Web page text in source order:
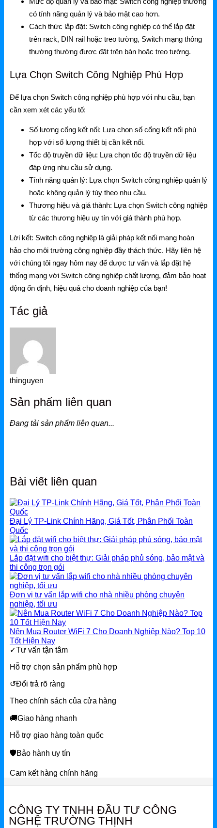
có tính năng quản lý và bảo mật cao hơn.
Cách thức lắp đặt: Switch công nghiệp có thể lắp đặt
trên rack, DIN rail hoặc treo tường, Switch mạng thông
thường thường được đặt trên bàn hoặc treo tường.
Lựa Chọn Switch Công Nghiệp Phù Hợp
Để lựa chọn Switch công nghiệp phù hợp với nhu cầu, bạn
cần xem xét các yếu tố:
Số lượng cổng kết nối: Lựa chọn số cổng kết nối phù
hợp với số lượng thiết bị cần kết nối.
Tốc độ truyền dữ liệu: Lựa chọn tốc độ truyền dữ liệu
đáp ứng nhu cầu sử dụng.
Tính năng quản lý: Lựa chọn Switch công nghiệp quản lý
hoặc không quản lý tùy theo nhu cầu.
Thương hiệu và giá thành: Lựa chọn Switch công nghiệp
từ các thương hiệu uy tín với giá thành phù hợp.
Lời kết: Switch công nghiệp là giải pháp kết nối mạng hoàn
hảo cho môi trường công nghiệp đầy thách thức. Hãy liên hệ
với chúng tôi ngay hôm nay để được tư vấn và lắp đặt hệ
thống mạng với Switch công nghiệp chất lượng, đảm bảo hoạt
động ổn định, hiệu quả cho doanh nghiệp của bạn!
Tác giả
thinguyen
Sản phẩm liên quan
Đang tải sản phẩm liên quan...
Bài viết liên quan
Đại Lý TP-Link Chính Hãng, Giá Tốt, Phân Phối Toàn
Quốc
Lắp đặt wifi cho biệt thự: Giải pháp phủ sóng, bảo mật và
thi công trọn gói
Đơn vị tư vấn lắp wifi cho nhà nhiều phòng chuyên
nghiệp, tối ưu
Nên Mua Router WiFi 7 Cho Doanh Nghiệp Nào? Top 10
Tốt Hiện Nay
✓Tư vấn tận tâm
Hỗ trợ chọn sản phẩm phù hợp
↺Đổi trả rõ ràng
Theo chính sách của cửa hàng
🚚Giao hàng nhanh
Hỗ trợ giao hàng toàn quốc
🛡Bảo hành uy tín
Cam kết hàng chính hãng
CÔNG TY TNHH ĐẦU TƯ CÔNG
NGHỆ TRƯỜNG THỊNH